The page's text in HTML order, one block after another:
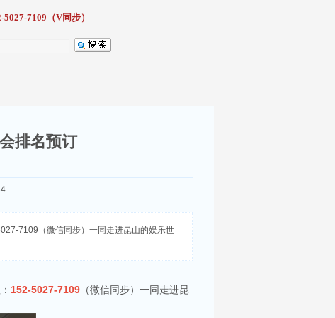
7109（V同步）
排名预订
7109（微信同步）一同走进昆山的娱乐世
152-5027-7109 （微信同步）一同走进昆